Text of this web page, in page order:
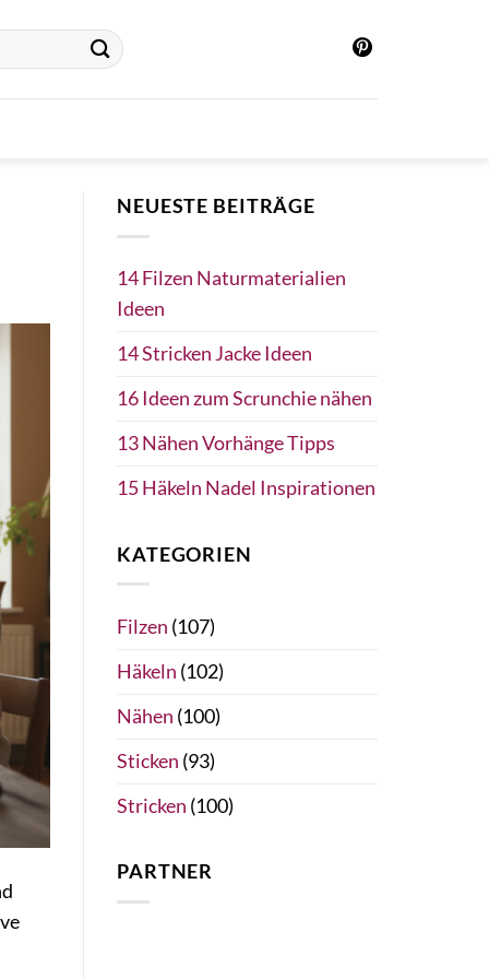
NEUESTE BEITRÄGE
14 Filzen Naturmaterialien
Ideen
14 Stricken Jacke Ideen
16 Ideen zum Scrunchie nähen
13 Nähen Vorhänge Tipps
15 Häkeln Nadel Inspirationen
KATEGORIEN
Filzen (107)
Häkeln (102)
Nähen (100)
Sticken (93)
Stricken (100)
PARTNER